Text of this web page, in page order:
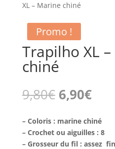
XL – Marine chiné
Promo !
Trapilho XL
chiné
9,80€ Le
prix
initial
était :
9,80€.
6,90€Le
prix
est :
– Coloris : marine chiné
– Crochet ou aiguilles : 8
– Grosseur du fil : assez fin